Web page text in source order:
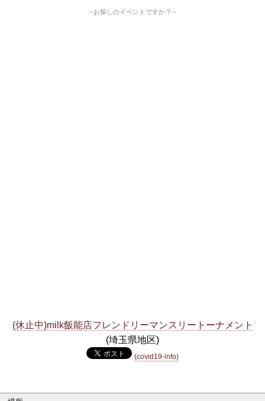
--お探しのイベントですか？--
(休止中)milk飯能店フレンドリーマンスリートーナメント
(埼玉県地区)
(covid19-info)